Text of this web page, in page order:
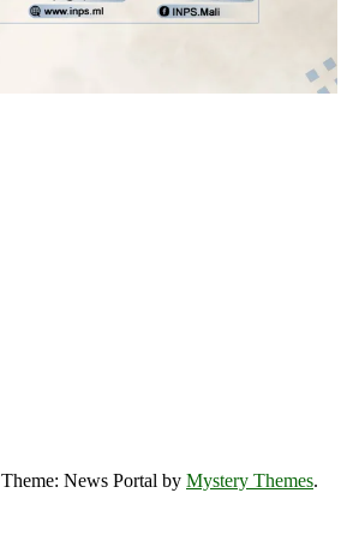
Theme: News Portal by Mystery Themes.